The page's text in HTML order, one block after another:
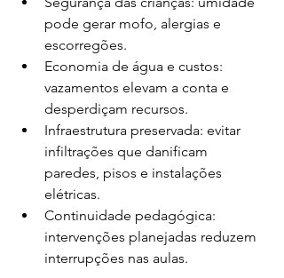
pode gerar mofo, alergias e
escorregões.
Economia de água e custos:
vazamentos elevam a conta e
desperdiçam recursos.
Infraestrutura preservada: evitar
infiltrações que danificam
paredes, pisos e instalações
elétricas.
Continuidade pedagógica:
intervenções planejadas reduzem
interrupções nas aulas.